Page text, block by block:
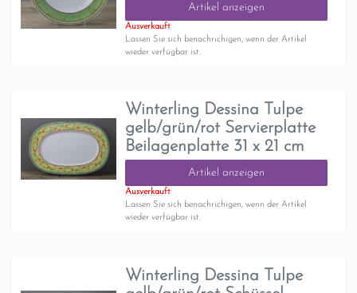
Artikel anzeigen
Ausverkauft
Lassen Sie sich benachrichigen, wenn der Artikel
wieder verfügbar ist.
Winterling Dessina Tulpe
gelb/grün/rot Servierplatte
Beilagenplatte 31 x 21 cm
Artikel anzeigen
Ausverkauft
Lassen Sie sich benachrichigen, wenn der Artikel
wieder verfügbar ist.
Winterling Dessina Tulpe